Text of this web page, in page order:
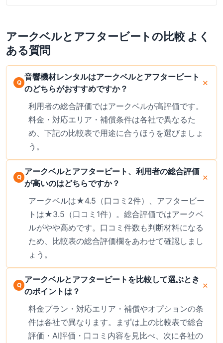
アークベルと アフタービートの比較 よく
ある質問
音響機材レンタルはアークベルとアフタービート
のどちらがおすすめですか？
利用者の総合評価ではアークベルが高評価です。
料金・対応エリア・補償条件は各社で異なるた
め、下記の比較表で用途に合うほうを選びましょ
う。
アークベルとアフタービート、利用者の総合評価
が高いのはどちらですか？
アークベルは★4.5（口コミ2件）、アフタービー
トは★3.5（口コミ1件）。総合評価ではアークベ
ルがやや高めです。口コミ件数も判断材料になる
ため、比較表の総合評価欄をあわせて確認しまし
ょう。
アークベルとアフタービートを比較して選ぶとき
のポイントは？
料金プラン・対応エリア・補償やオプションの条
件は各社で異なります。まずは上の比較表で総合
評価・AI評価・口コミ内容を見比べ、次に各社の